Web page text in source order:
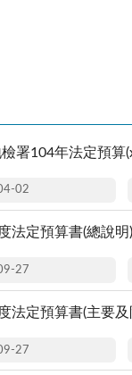
署104年‍法定預算
02
法定預算書(總說明
27
法定預算書(主要及
27